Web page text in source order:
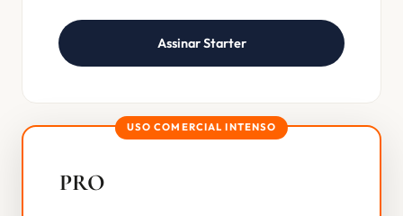
Assinar Starter
PRO